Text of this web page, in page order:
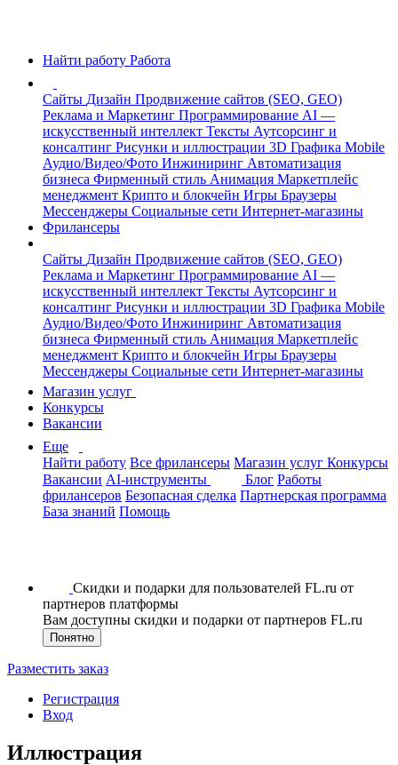
Найти работу Работа
Сайты Дизайн Продвижение сайтов (SEO, GEO)
Реклама и Маркетинг Программирование AI —
искусственный интеллект Тексты Аутсорсинг и
консалтинг Рисунки и иллюстрации 3D Графика Mobile
Аудио/Видео/Фото Инжиниринг Автоматизация
бизнеса Фирменный стиль Анимация Маркетплейс
менеджмент Крипто и блокчейн Игры Браузеры
Мессенджеры Социальные сети Интернет-магазины
Фрилансеры
Сайты Дизайн Продвижение сайтов (SEO, GEO)
Реклама и Маркетинг Программирование AI —
искусственный интеллект Тексты Аутсорсинг и
консалтинг Рисунки и иллюстрации 3D Графика Mobile
Аудио/Видео/Фото Инжиниринг Автоматизация
бизнеса Фирменный стиль Анимация Маркетплейс
менеджмент Крипто и блокчейн Игры Браузеры
Мессенджеры Социальные сети Интернет-магазины
Магазин услуг
Конкурсы
Вакансии
Еще
Найти работу Все фрилансеры Магазин услуг Конкурсы
Вакансии AI-инструменты Блог Работы
фрилансеров Безопасная сделка Партнерская программа
База знаний Помощь
Скидки и подарки для пользователей FL.ru от
партнеров платформы
Вам доступны скидки и подарки от партнеров FL.ru
Понятно
Разместить заказ
Регистрация
Вход
Иллюстрация